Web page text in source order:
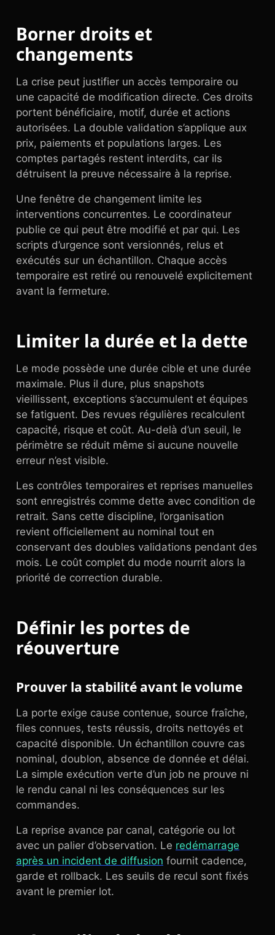
Borner droits et
changements
La crise peut justifier un accès temporaire ou
une capacité de modification directe. Ces droits
portent bénéficiaire, motif, durée et actions
autorisées. La double validation s’applique aux
prix, paiements et populations larges. Les
comptes partagés restent interdits, car ils
détruisent la preuve nécessaire à la reprise.
Une fenêtre de changement limite les
interventions concurrentes. Le coordinateur
publie ce qui peut être modifié et par qui. Les
scripts d’urgence sont versionnés, relus et
exécutés sur un échantillon. Chaque accès
temporaire est retiré ou renouvelé explicitement
avant la fermeture.
Limiter la durée et la dette
Le mode possède une durée cible et une durée
maximale. Plus il dure, plus snapshots
vieillissent, exceptions s’accumulent et équipes
se fatiguent. Des revues régulières recalculent
capacité, risque et coût. Au-delà d’un seuil, le
périmètre se réduit même si aucune nouvelle
erreur n’est visible.
Les contrôles temporaires et reprises manuelles
sont enregistrés comme dette avec condition de
retrait. Sans cette discipline, l’organisation
revient officiellement au nominal tout en
conservant des doubles validations pendant des
mois. Le coût complet du mode nourrit alors la
priorité de correction durable.
Définir les portes de
réouverture
Prouver la stabilité avant le volume
La porte exige cause contenue, source fraîche,
files connues, tests réussis, droits nettoyés et
capacité disponible. Un échantillon couvre cas
nominal, doublon, absence de donnée et délai.
La simple exécution verte d’un job ne prouve ni
le rendu canal ni les conséquences sur les
commandes.
La reprise avance par canal, catégorie ou lot
avec un palier d’observation. Le redémarrage
après un incident de diffusion fournit cadence,
garde et rollback. Les seuils de recul sont fixés
avant le premier lot.